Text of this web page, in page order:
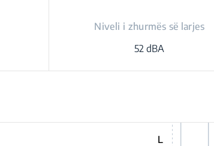
Niveli i zhurmës së larjes
52 dBA
L